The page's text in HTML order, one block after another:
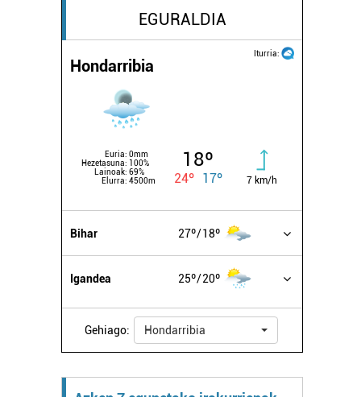
EGURALDIA
Iturria:
Hondarribia
Euria: 0mm
Hezetasuna: 100%
Lainoak: 69%
Elurra: 4500m
18º
24º 17º 7 km/h
Bihar 27º 18º
Igandea 25º 20º
Gehiago: Hondarribia